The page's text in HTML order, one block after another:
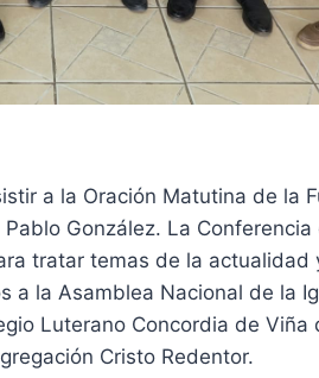
a la Oración Matutina de la
González. La
tratar temas de la actualidad
a la Asamblea Nacional de la
Luterano Concordia de Viña
Cristo Redentor.